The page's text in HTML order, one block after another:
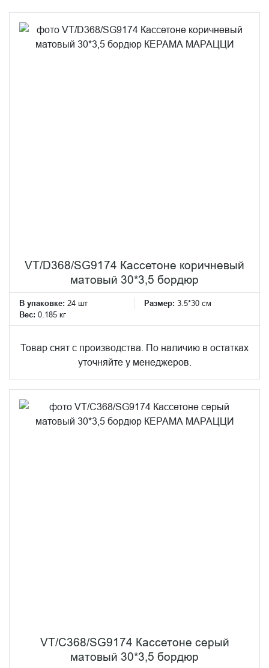
VT/D368/SG9174 Кассетоне коричневый
матовый 30*3,5 бордюр
В упаковке: 24 шт Размер: 3.5*30 см
Вес: 0.185 кг
Товар снят с производства. По наличию в остатках
уточняйте у менеджеров.
VT/C368/SG9174 Кассетоне серый
матовый 30*3,5 бордюр